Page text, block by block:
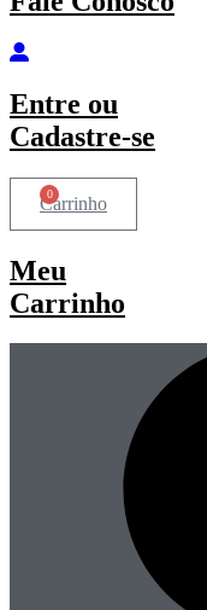
Entre ou
Cadastre-se
0
Carrinho
Meu
Carrinho